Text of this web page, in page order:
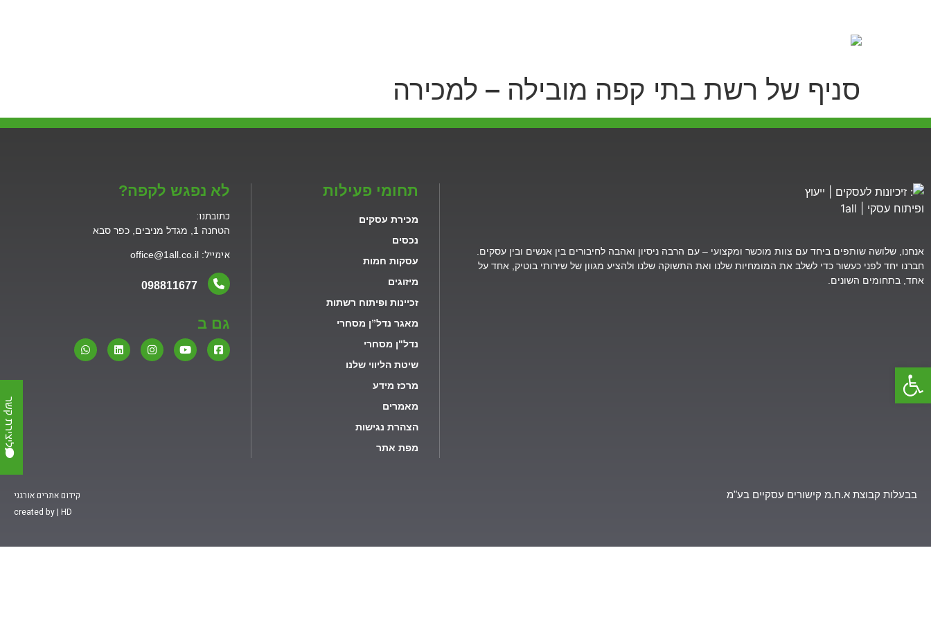
ליצירת קשר
סניף של רשת בתי קפה מובילה – למכירה
אנחנו, שלושה שותפים ביחד עם צוות מוכשר ומקצועי – עם הרבה ניסיון ואהבה לחיבורים בין אנשים ובין עסקים.
חברנו יחד לפני כעשור כדי לשלב את המומחיות שלנו ואת התשוקה שלנו ולהציע מגוון של שירותי בוטיק, אחד על
אחד, בתחומים השונים.
תחומי פעילות
מכירת עסקים
נכסים
עסקות חמות
מיזוגים
זכיינות ופיתוח רשתות
מאגר נדל”ן מסחרי
נדל"ן מסחרי
שיטת הליווי שלנו
מרכז מידע
מאמרים
הצהרת נגישות
מפת אתר
לא נפגש לקפה?
כתובתנו:
הטחנה 1, מגדל מניבים, כפר סבא
אימייל: office@1all.co.il
098811677
גם ב
בבעלות קבוצת א.ח.מ קישורים עסקיים בע"מ
קידום אתרים אורגני
created by | HD
פתח סרגל נגישות